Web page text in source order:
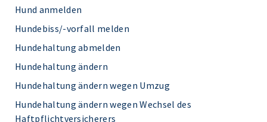
Hund anmelden
Hundebiss/-vorfall melden
Hundehaltung abmelden
Hundehaltung ändern
Hundehaltung ändern wegen Umzug
Hundehaltung ändern wegen Wechsel des
Haftpflichtversicherers